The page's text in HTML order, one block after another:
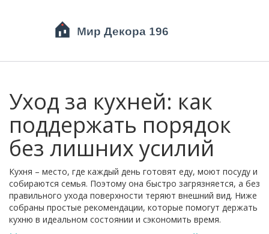
Уход за кухней: как
поддержать порядок
без лишних усилий
Кухня – место, где каждый день готовят еду, моют посуду и
собираются семья. Поэтому она быстро загрязняется, а без
правильного ухода поверхности теряют внешний вид. Ниже
собраны простые рекомендации, которые помогут держать
кухню в идеальном состоянии и сэкономить время.